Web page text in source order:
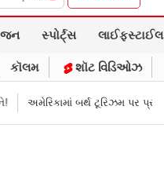
સ્પોર્ટ્સ લાઈફસ્ટાઈલ
કૉલમ શૉટ વિડિઓઝ
અમેરિકામાં બર્થ ટૂરિઝમ પર પ્રતિબંધ